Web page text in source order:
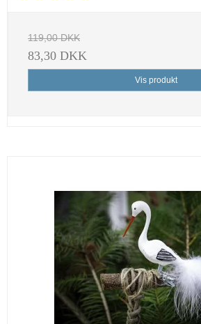
119,00 DKK
83,30 DKK
Vis produkt